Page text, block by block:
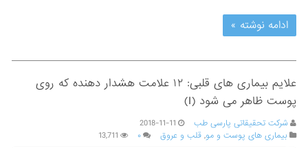
ادامه نوشته »
علایم بیماری های قلبی: ۱۲ علامت هشدار دهنده که روی
پوست ظاهر می شود (I)
شرکت تحقیقاتی پارسی طب
2018-11-11
بیماری های پوست و مو,قلب و عروق ۰ 13,711